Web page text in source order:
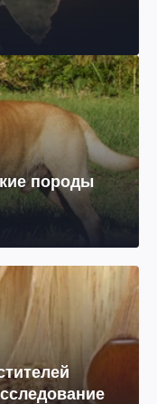
породы